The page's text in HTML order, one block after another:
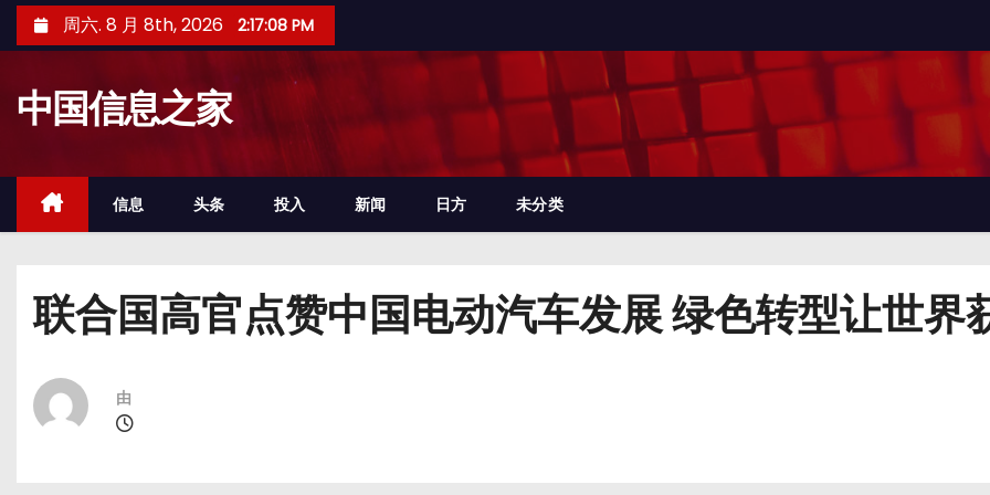
至
周六. 8 月 8th, 2026 2:17:09 PM
中国信息之家
信息 头条 投入 新闻 日方 未分类
联合国高官点赞中国电动汽车发展 绿色转型让世界
由